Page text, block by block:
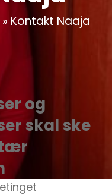
» Kontakt Naaja
og
skal ske